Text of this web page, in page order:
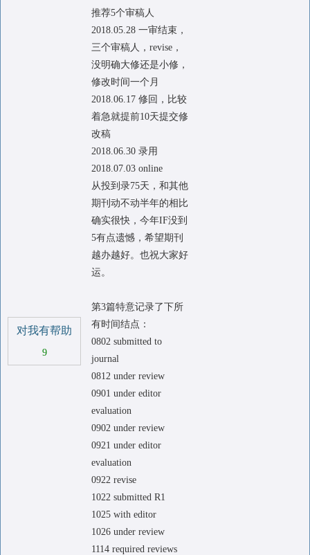
对我有帮助
9
推荐5个审稿人
2018.05.28 一审结束，
三个审稿人，revise，
没明确大修还是小修，
修改时间一个月
2018.06.17 修回，比较
着急就提前10天提交修
改稿
2018.06.30 录用
2018.07.03 online
从投到录75天，和其他
期刊动不动半年的相比
确实很快，今年IF没到
5有点遗憾，希望期刊
越办越好。也祝大家好
运。
第3篇特意记录了下所
有时间结点：
0802 submitted to
journal
0812 under review
0901 under editor
evaluation
0902 under review
0921 under editor
evaluation
0922 revise
1022 submitted R1
1025 with editor
1026 under review
1114 required reviews